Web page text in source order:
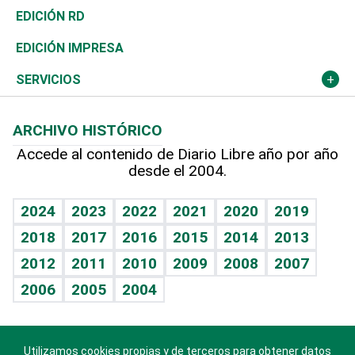
Ocenanía
Caribe
Resto del mundo
Telecom.
Global y variable
Economía personal
Sociales
Novedades
Podcast Arte Libre
Hablando con el pediatra
Vida y familia
Eñe
Celebrando la vida
Sin complejos
En pocas palabras
Tenis
Olimpismo
Más deportes
TBT Deportivo
El Espía
Noticiero Poteleche
Columnistas
Más firmas
Historia
Martes de tecnología
Cambio climático
Revista
Deportes
Opinión
Hecho en casa
Guía del dinero
EDICIÓN RD
EDICIÓN IMPRESA
SERVICIOS
Cumpleaños
Horóscopos
Crucigramas
ARCHIVO HISTÓRICO
Accede al contenido de Diario Libre año por año
desde el 2004.
2024 2023 2022 2021 2020
2019
2018
2017 2016 2015 2014
2013
2012
2011 2010 2009 2008
2007
2006
2005 2004
Utilizamos cookies propias y de terceros para obtener datos